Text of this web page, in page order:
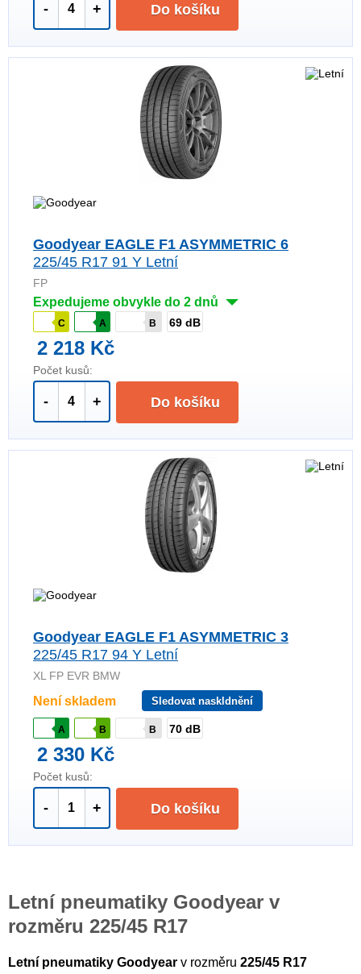
- + Do košíku
Goodyear EAGLE F1 ASYMMETRIC 6
225/45 R17 91 Y Letní
FP
Expedujeme obvykle do 2 dnů
C A B 69 dB
2 218 Kč
Počet kusů:
- + Do košíku
Goodyear EAGLE F1 ASYMMETRIC 3
225/45 R17 94 Y Letní
XL FP EVR BMW
Není skladem Sledovat naskldnění
A B B 70 dB
2 330 Kč
Počet kusů:
- + Do košíku
Letní pneumatiky Goodyear v
rozměru 225/45 R17
Letní pneumatiky Goodyear v rozměru 225/45 R17